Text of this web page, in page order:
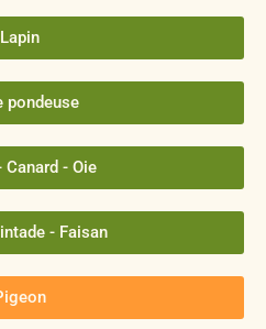
Lapin
pondeuse
Canard - Oie
- Faisan